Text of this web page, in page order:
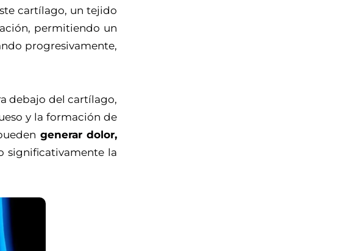
cartílago, un tejido
permitiendo un
progresivamente,
debajo del cartílago,
y la formación de
generar dolor,
significativamente la